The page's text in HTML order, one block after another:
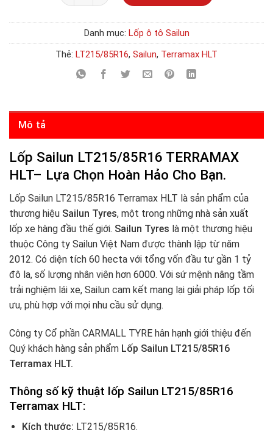
Danh mục: Lốp ô tô Sailun
Thẻ: LT215/85R16, Sailun, Terramax HLT
Mô tả
Lốp Sailun LT215/85R16 TERRAMAX
HLT– Lựa Chọn Hoàn Hảo Cho Bạn.
Lốp Sailun LT215/85R16 Terramax HLT là sản phẩm của
thương hiệu Sailun Tyres, một trong những nhà sản xuất
lốp xe hàng đầu thế giới. Sailun Tyres là một thương hiệu
thuộc Công ty Sailun Việt Nam được thành lập từ năm
2012. Có diện tích 60 hecta với tổng vốn đầu tư gần 1 tỷ
đô la, số lượng nhân viên hơn 6000. Với sứ mệnh nâng tầm
trải nghiệm lái xe, Sailun cam kết mang lại giải pháp lốp tối
ưu, phù hợp với mọi nhu cầu sử dụng.
Công ty Cổ phần CARMALL TYRE hân hạnh giới thiệu đến
Quý khách hàng sản phẩm Lốp Sailun LT215/85R16
Terramax HLT.
Thông số kỹ thuật lốp Sailun LT215/85R16
Terramax HLT:
Kích thước: LT215/85R16.